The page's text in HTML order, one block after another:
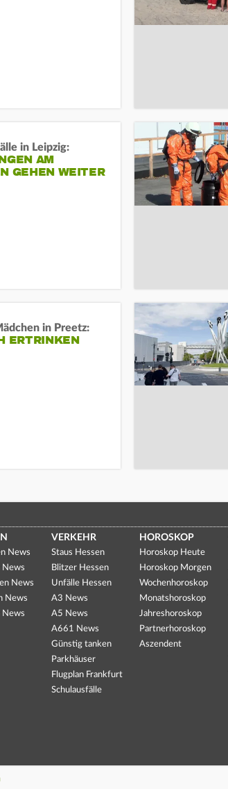
in Leipzig:
AM
GEHEN WEITER
in Preetz:
ERTRINKEN
News
News
News
News
News
VERKEHR
Staus Hessen
Blitzer Hessen
Unfälle Hessen
A3 News
A5 News
A661 News
Günstig tanken
Parkhäuser
Flugplan Frankfurt
Schulausfälle
HOROSKOP
Horoskop Heute
Horoskop Morgen
Wochenhoroskop
Monatshoroskop
Jahreshoroskop
Partnerhoroskop
Aszendent